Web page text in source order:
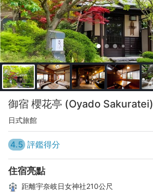
御宿 櫻花亭 (Oyado Sakuratei)
日式旅館
4.5 評鑑得分
住宿亮點
距離宇奈岐日女神社210公尺